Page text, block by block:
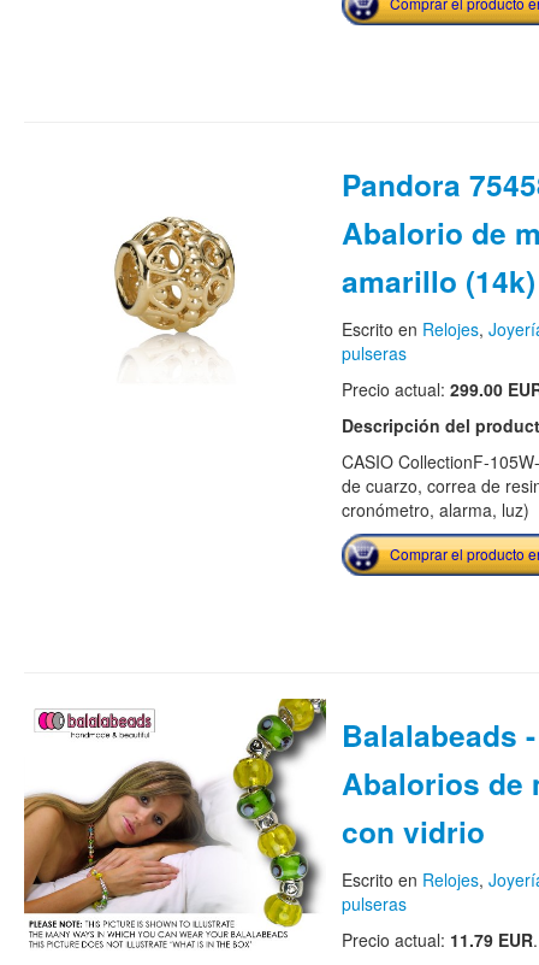
Pandora
Abalorio de
amarillo (14k)
Escrito en Relojes,
pulseras
Precio actual: 299.00
Descripción del
CASIO CollectionF-
de cuarzo, correa de
cronómetro, alarma, luz)
Comprar el producto
Balalabeads
Abalorios de
con vidrio
Escrito en Relojes,
pulseras
Precio actual: 11.79 EUR.